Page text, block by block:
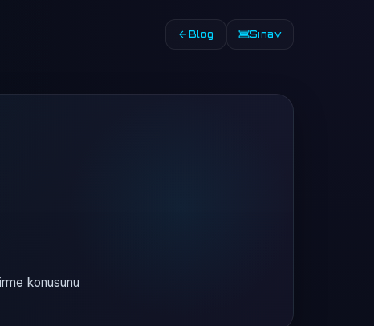
Blog Sınav
konusunu